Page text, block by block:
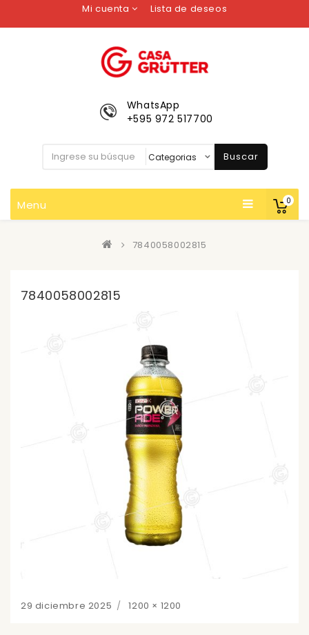
Mi cuenta Lista de deseos
0
WhatsApp
+595 972 517700
Buscar
Menu
7840058002815
7840058002815
Posted
29 diciembre 2025
Full
1200 × 1200